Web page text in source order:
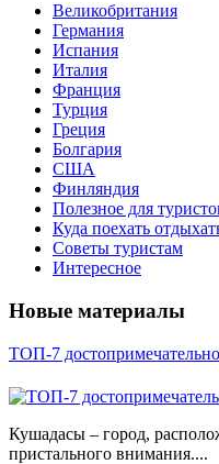
Великобритания
Германия
Испания
Италия
Франция
Турция
Греция
Болгария
США
Финляндия
Полезное для
Куда поехать
Советы туристам
Интересное
Новые материалы
ТОП-7
Кушадасы – город,
пристального внимания....